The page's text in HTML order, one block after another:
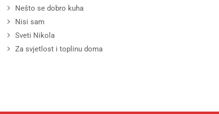
Nešto se dobro kuha
Nisi sam
Sveti Nikola
Za svjetlost i toplinu doma